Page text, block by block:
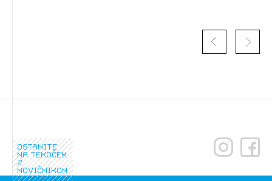
Izbrana vsebina je namenjena le ZAPS
registriranim uporabnikom. Da lahko do nje
dostopate, se je potrebno prijaviti.
ostanite
na tekočem
z
novičnikom